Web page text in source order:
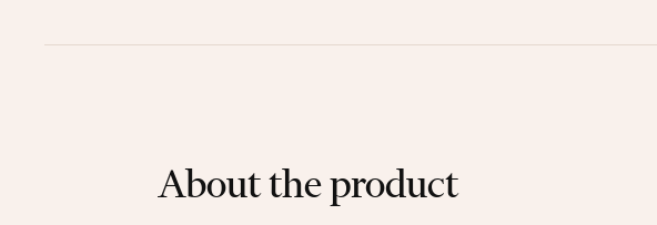
About the product